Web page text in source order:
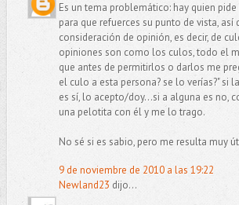
Es un tema problemático: hay quien
para que refuerces su punto de vista, así
consideración de opinión, es decir, de
opiniones son como los culos, todo el
que antes de permitirlos o darlos me
el culo a esta persona? se lo verías?" si
es sí, lo acepto/doy...si a alguna es no,
una pelotita con él y me lo trago.
No sé si es sabio, pero me resulta muy
9 de noviembre de 2010 a las 19:22
Newland23 dijo...